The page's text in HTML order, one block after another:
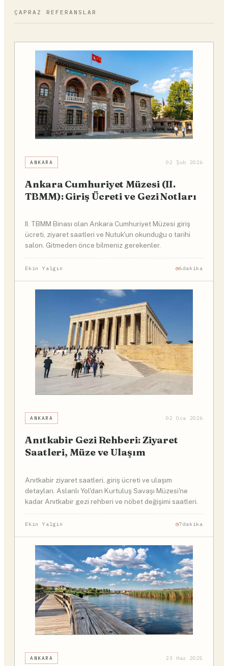
ÇAPRAZ REFERANSLAR
ANKARA 02 Şub 2026
Ankara Cumhuriyet Müzesi (II.
TBMM): Giriş Ücreti ve Gezi Notları
II. TBMM Binası olan Ankara Cumhuriyet Müzesi giriş
ücreti, ziyaret saatleri ve Nutuk'un okunduğu o tarihi
salon. Gitmeden önce bilmeniz gerekenler.
Ekin Yalgın 6dakika
ANKARA 02 Oca 2026
Anıtkabir Gezi Rehberi: Ziyaret
Saatleri, Müze ve Ulaşım
Anıtkabir ziyaret saatleri, giriş ücreti ve ulaşım
detayları. Aslanlı Yol'dan Kurtuluş Savaşı Müzesi'ne
kadar Anıtkabir gezi rehberi ve nöbet değişimi saatleri.
Ekin Yalgın 7dakika
ANKARA 23 Haz 2025